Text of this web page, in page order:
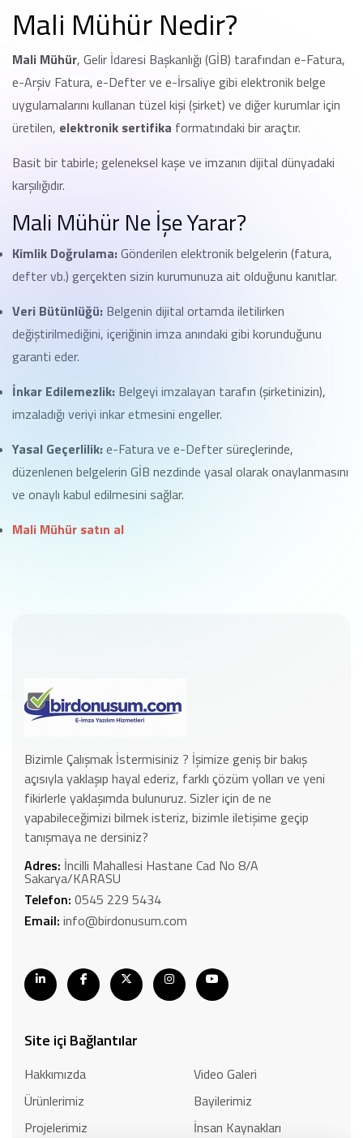
Mali Mühür Nedir?
Mali Mühür, Gelir İdaresi Başkanlığı (GİB) tarafından e-Fatura,
e-Arşiv Fatura, e-Defter ve e-İrsaliye gibi elektronik belge
uygulamalarını kullanan tüzel kişi (şirket) ve diğer kurumlar için
üretilen, elektronik sertifika formatındaki bir araçtır.
Basit bir tabirle; geleneksel kaşe ve imzanın dijital dünyadaki
karşılığıdır.
Mali Mühür Ne İşe Yarar?
Kimlik Doğrulama:Gönderilen elektronik belgelerin (fatura,
defter vb.) gerçekten sizin kurumunuza ait olduğunu kanıtlar.
Veri Bütünlüğü: Belgenin dijital ortamda iletilirken
değiştirilmediğini, içeriğinin imza anındaki gibi korunduğunu
garanti eder.
İnkar Edilemezlik: Belgeyi imzalayan tarafın (şirketinizin),
imzaladığı veriyi inkar etmesini engeller.
Yasal Geçerlilik:e-Fatura ve e-Defter süreçlerinde,
düzenlenen belgelerin GİB nezdinde yasal olarak onaylanmasını
ve onaylı kabul edilmesini sağlar.
Mali Mühür satın al
Bizimle Çalışmak İstermisiniz ? İşimize geniş bir bakış
açısıyla yaklaşıp hayal ederiz, farklı çözüm yolları ve yeni
fikirlerle yaklaşımda bulunuruz. Sizler için de ne
yapabileceğimizi bilmek isteriz, bizimle iletişime geçip
tanışmaya ne dersiniz?
Adres: İncilli Mahallesi Hastane Cad No 8/A
Sakarya/KARASU
Telefon: 0545 229 5434
Email: info@birdonusum.com
Site içi Bağlantılar
Hakkımızda
Ürünlerimiz
Projelerimiz
Video Galeri
Bayilerimiz
İnsan Kaynakları